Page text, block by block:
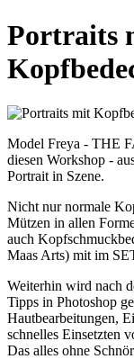
Portraits
Model Freya - THE
diesen Workshop -
Portrait in Szene.
Nicht nur normale
Mützen in allen
auch
Maas Arts) mit im
Weiterhin wird nach
Tipps in Photoshop
Hautbearbeitungen,
schnelles Einsetzten
Das alles ohne